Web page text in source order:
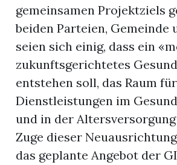
gemeinsamen Projektziels
beiden Parteien, Gemeinde
seien sich einig, dass ein
zukunftsgerichtetes
entstehen soll, das Raum für
Dienstleistungen im
und in der
Zuge dieser
das geplante Angebot der